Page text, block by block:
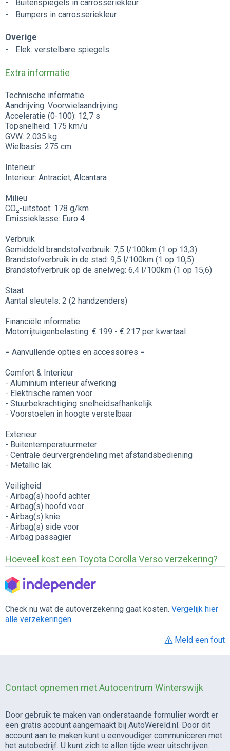
Buitenspiegels in carrosseriekleur
Bumpers in carrosseriekleur
Overige
Elek. verstelbare spiegels
Extra informatie
Technische informatie
Aandrijving: Voorwielaandrijving
Acceleratie (0-100): 12,7 s
Topsnelheid: 175 km/u
GVW: 2.035 kg
Wielbasis: 275 cm
Interieur
Interieur: Antraciet, Alcantara
Milieu
CO₂-uitstoot: 178 g/km
Emissieklasse: Euro 4
Verbruik
Gemiddeld brandstofverbruik: 7,5 l/100km (1 op 13,3)
Brandstofverbruik in de stad: 9,5 l/100km (1 op 10,5)
Brandstofverbruik op de snelweg: 6,4 l/100km (1 op 15,6)
Staat
Aantal sleutels: 2 (2 handzenders)
Financiële informatie
Motorrijtuigenbelasting: € 199 - € 217 per kwartaal
= Aanvullende opties en accessoires =
Comfort & Interieur
- Aluminium interieur afwerking
- Elektrische ramen voor
- Stuurbekrachtiging snelheidsafhankelijk
- Voorstoelen in hoogte verstelbaar
Exterieur
- Buitentemperatuurmeter
- Centrale deurvergrendeling met afstandsbediening
- Metallic lak
Veiligheid
- Airbag(s) hoofd achter
- Airbag(s) hoofd voor
- Airbag(s) knie
- Airbag(s) side voor
- Airbag passagier
Hoeveel kost een Toyota Corolla Verso verzekering?
Check nu wat de autoverzekering gaat kosten. Vergelijk hier
alle verzekeringen
Meld een fout
Contact opnemen met Autocentrum Winterswijk
Door gebruik te maken van onderstaande formulier wordt er
een gratis account aangemaakt bij AutoWereld.nl. Door dit
account aan te maken kunt u eenvoudiger communiceren met
het autobedrijf. U kunt zich te allen tijde weer uitschrijven.